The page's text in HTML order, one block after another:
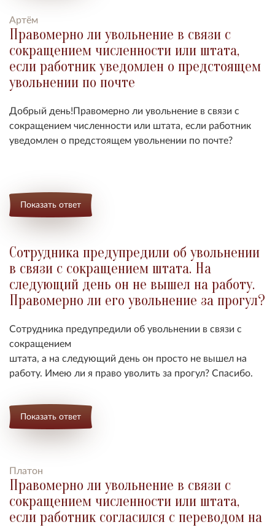
Артём
Правомерно ли увольнение в связи с
сокращением численности или штата,
если работник уведомлен о предстоящем
увольнении по почте
Добрый день!Правомерно ли увольнение в связи с
сокращением численности или штата, если работник
уведомлен о предстоящем увольнении по почте?
Показать ответ
Сотрудника предупредили об увольнении
в связи с сокращением штата. На
следующий день он не вышел на работу.
Правомерно ли его увольнение за прогул?
Сотрудника предупредили об увольнении в связи с
сокращением
штата, а на следующий день он просто не вышел на
работу. Имею ли я право уволить за прогул? Спасибо.
Показать ответ
Платон
Правомерно ли увольнение в связи с
сокращением численности или штата,
если работник согласился с переводом на